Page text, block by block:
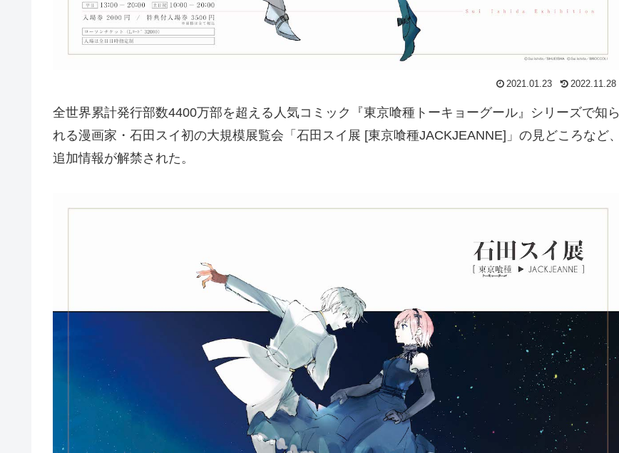
2021.01.23 2022.11.28
全世界累計発行部数4400万部を超える人気コミック『東京喰種トーキョーグール』シリーズで知ら
れる漫画家・石田スイ初の大規模展覧会「石田スイ展 [東京喰種JACKJEANNE]」の見どころなど、
追加情報が解禁された。